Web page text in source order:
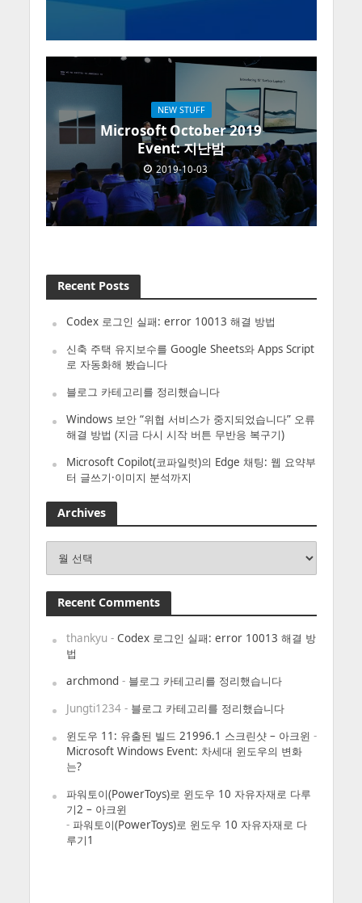
NEW STUFF
Microsoft October 2019
Event: 지난밤
2019-10-03
Recent Posts
Codex 로그인 실패: error 10013 해결 방법
신축 주택 유지보수를 Google Sheets와 Apps Script
로 자동화해 봤습니다
블로그 카테고리를 정리했습니다
Windows 보안 “위협 서비스가 중지되었습니다” 오류
해결 방법 (지금 다시 시작 버튼 무반응 복구기)
Microsoft Copilot(코파일럿)의 Edge 채팅: 웹 요약부
터 글쓰기·이미지 분석까지
Archives
Recent Comments
thankyu - Codex 로그인 실패: error 10013 해결 방
법
archmond - 블로그 카테고리를 정리했습니다
Jungti1234- 블로그 카테고리를 정리했습니다
윈도우 11: 유출된 빌드 21996.1 스크린샷 – 아크윈 -
Microsoft Windows Event: 차세대 윈도우의 변화
는?
파워토이(PowerToys)로 윈도우 10 자유자재로 다루
기2 – 아크윈
- 파워토이(PowerToys)로 윈도우 10 자유자재로 다
루기1